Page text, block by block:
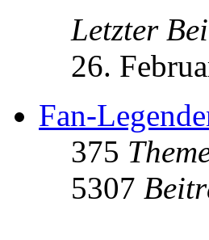
Letzter
26.
Fan-
375
5307